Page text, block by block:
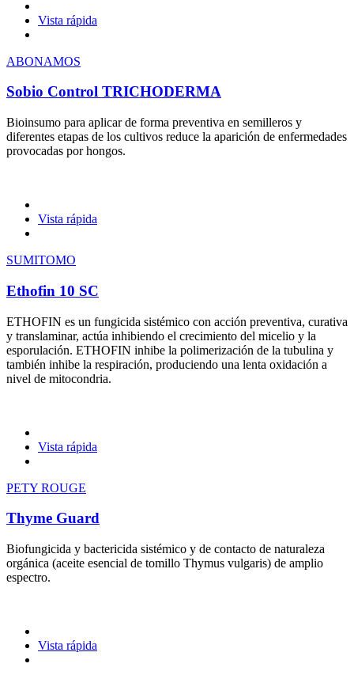
Vista rápida
ABONAMOS
Sobio Control TRICHODERMA
Bioinsumo para aplicar de forma preventiva en semilleros y
diferentes etapas de los cultivos reduce la aparición de enfermedades
provocadas por hongos.
Vista rápida
SUMITOMO
Ethofin 10 SC
ETHOFIN es un fungicida sistémico con acción preventiva, curativa
y translaminar, actúa inhibiendo el crecimiento del micelio y la
esporulación. ETHOFIN inhibe la polimerización de la tubulina y
también inhibe la respiración, produciendo una lenta oxidación a
nivel de mitocondria.
Vista rápida
PETY ROUGE
Thyme Guard
Biofungicida y bactericida sistémico y de contacto de naturaleza
orgánica (aceite esencial de tomillo Thymus vulgaris) de amplio
espectro.
Vista rápida